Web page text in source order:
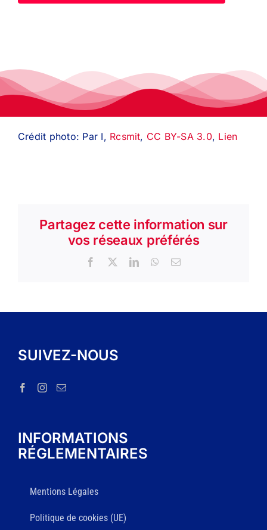
Crédit photo: Par I, Rcsmit, CC BY-SA 3.0, Lien
Partagez cette information sur
vos réseaux préférés
Facebook
X LinkedInWhatsApp
Email
SUIVEZ-NOUS
INFORMATIONS
RÉGLEMENTAIRES
Mentions Légales
Politique de cookies (UE)